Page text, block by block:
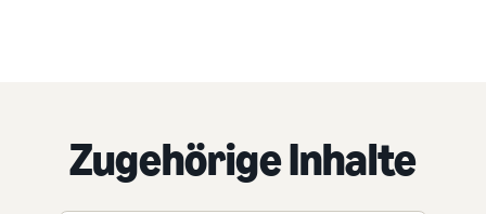
Zugehörige Inhalte